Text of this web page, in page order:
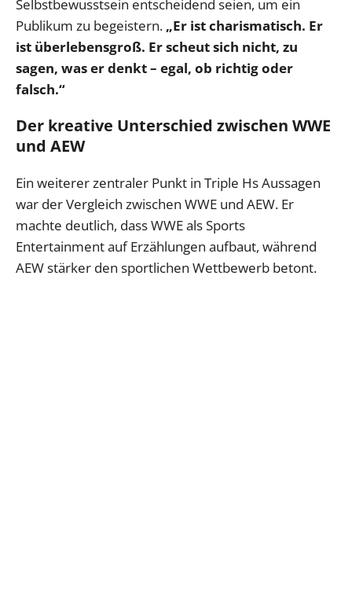
Selbstbewusstsein entscheidend seien, um ein
Publikum zu begeistern. „Er ist charismatisch. Er
ist überlebensgroß. Er scheut sich nicht, zu
sagen, was er denkt – egal, ob richtig oder
falsch.“
Der kreative Unterschied zwischen WWE
und AEW
Ein weiterer zentraler Punkt in Triple Hs Aussagen
war der Vergleich zwischen WWE und AEW. Er
machte deutlich, dass WWE als Sports
Entertainment auf Erzählungen aufbaut, während
AEW stärker den sportlichen Wettbewerb betont.